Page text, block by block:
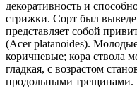
декоративность и
стрижки. Сорт был
представляет собой
(Acer platanoides).
коричневые; кора ствола
гладкая, с возрастом
продольными трещинами.